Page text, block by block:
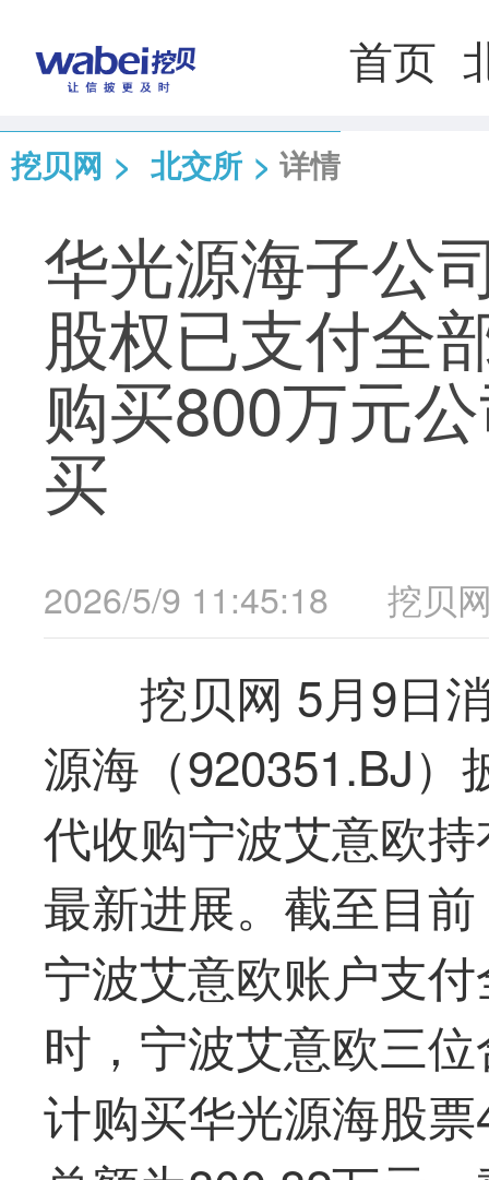
首页
挖贝网 > 北交所 > 详情
华光源海子公
股权已支付全
购买800万元
买
2026/5/9 11:45:18 挖贝
挖贝网 5月9日
源海（920351.BJ）
代收购宁波艾意欧
最新进展。截至目
宁波艾意欧账户支
时，宁波艾意欧三
计购买华光源海股